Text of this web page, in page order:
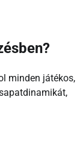
minden játékos,